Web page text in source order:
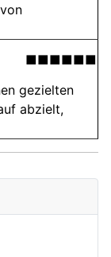
■■■■■■
gezielten
abzielt,